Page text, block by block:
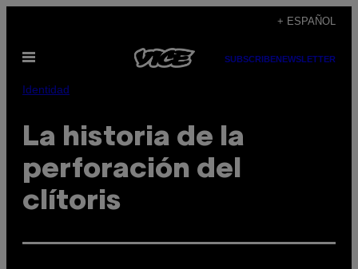
contenido
+ ESPAÑOL
Abrir
SUBSCRIBENEWSLETTER
Identidad
La historia de la
perforación del
clítoris